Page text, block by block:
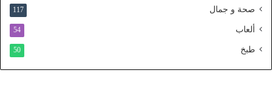
د صحة و جمال 117
ألعاب 54
طبخ 50